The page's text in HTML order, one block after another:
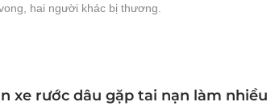
hai người khác bị thương.
xe rước dâu gặp tai nạn làm nhiều